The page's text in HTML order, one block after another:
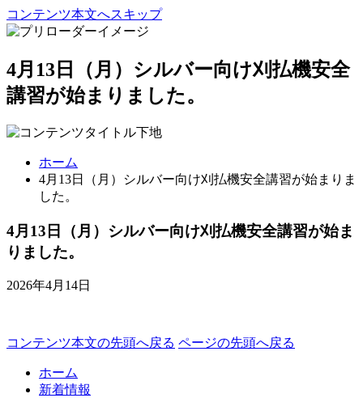
コンテンツ本文へスキップ
4月13日（月）シルバー向け刈払機安全
講習が始まりました。
ホーム
4月13日（月）シルバー向け刈払機安全講習が始まりま
した。
4月13日（月）シルバー向け刈払機安全講習が始ま
りました。
2026年4月14日
コンテンツ本文の先頭へ戻る ページの先頭へ戻る
ホーム
新着情報